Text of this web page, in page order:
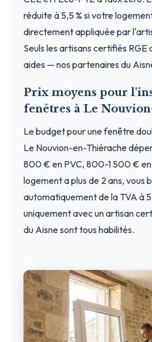
réduite à 5,5 % si votre
directement appliquée par
Seuls les artisans certifiés RGE
aides — nos partenaires du
Prix moyens pour
fenêtres à Le
Le budget pour une fenêtre
Le Nouvion-en-Thiérache
800 € en PVC, 800-1 500 € en
logement a plus de 2 ans, vous
automatiquement de la TVA à
uniquement avec un artisan
du Aisne sont tous habilités.